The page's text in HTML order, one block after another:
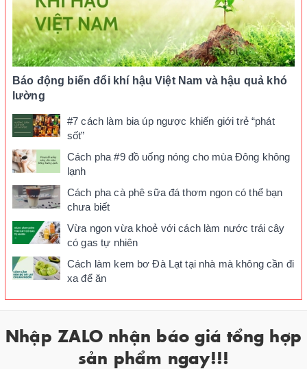
Báo động biến đổi khí hậu Việt Nam và hậu quả khó
lường
#7 cách làm bia úp ngược khiến giới trẻ “phát
sốt”
Cách pha #9 đồ uống nóng cho mùa Đông không
lạnh
Cách pha cà phê sữa đá thơm ngon có thể bạn
chưa biết
Vừa ngon vừa khoẻ với cách làm nước trái cây
có gas tự nhiên
Cách làm kem bơ Đà Lạt tại nhà mà không cần đi
xa để ăn
Nhập ZALO nhận báo giá tổng hợp
sản phẩm ngay!!!